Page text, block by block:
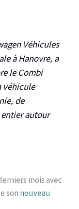
Véhicules
à Hanovre, a
le Combi
véhicule
de
autour
mois avec
son nouveau